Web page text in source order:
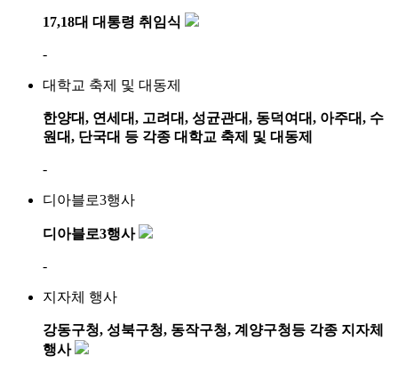
17,18대 대통령 취임식
-
대학교 축제 및 대동제
한양대, 연세대, 고려대, 성균관대, 동덕여대, 아주대, 수
원대, 단국대 등 각종 대학교 축제 및 대동제
-
디아블로3행사
디아블로3행사
-
지자체 행사
강동구청, 성북구청, 동작구청, 계양구청등 각종 지자체
행사